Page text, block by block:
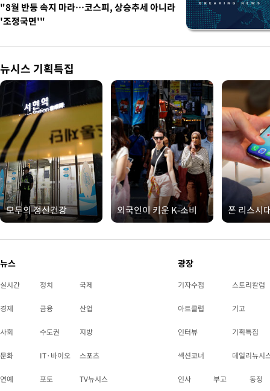
"8월 반등 속지 마라…코스피, 상승추세 아니라
'조정국면'"
뉴시스 기획특집
모두의 정신건강 외국인이 키운 K-소비 폰 리스시
뉴스
실시간 정치 국제
경제 금융 산업
사회 수도권 지방
문화 IT·바이오 스포츠
연예 포토 TV뉴시스
광장
기자수첩 스토리칼럼
아트클럽 기고
인터뷰 기획특집
섹션코너 데일리뉴시
인사 부고 동정